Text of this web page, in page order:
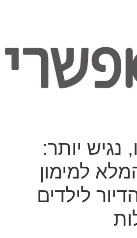
נגיש יותר:
למימון
לילדים